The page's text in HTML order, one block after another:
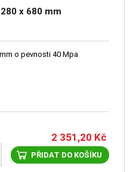
x 680 mm
o pevnosti 40 Mpa
2 351,20 Kč
PŘIDAT DO KOŠÍKU